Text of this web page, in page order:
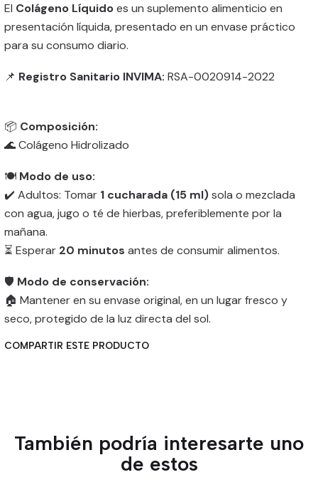
El Colágeno Líquidoes un suplemento alimenticio en
presentación líquida, presentado en un envase práctico
para su consumo diario.
📌 Registro Sanitario INVIMA: RSA-0020914-2022
📦 Composición:
🌊 Colágeno Hidrolizado
🍽️ Modo de uso:
✔️ Adultos: Tomar 1 cucharada (15 ml)sola o mezclada
con agua, jugo o té de hierbas, preferiblemente por la
mañana.
⏳ Esperar 20 minutos antes de consumir alimentos.
🛡️ Modo de conservación:
🏠 Mantener en su envase original, en un lugar fresco y
seco, protegido de la luz directa del sol.
COMPARTIR ESTE PRODUCTO
También podría interesarte uno
de estos